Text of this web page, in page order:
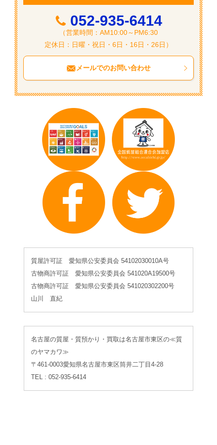
052-935-6414
（営業時間：AM10:00～PM6:30
定休日：日曜・祝日・6日・16日・26日）
メールでのお問い合わせ
質屋許可証 愛知県公安委員会 54102030010A号
古物商許可証 愛知県公安委員会 541020A19500号
古物商許可証 愛知県公安委員会 541020302200号
山川 直紀
名古屋の質屋・質預かり・買取は名古屋市東区の≪質
のヤマカワ≫
〒461-0003愛知県名古屋市東区筒井二丁目4-28
TEL : 052-935-6414